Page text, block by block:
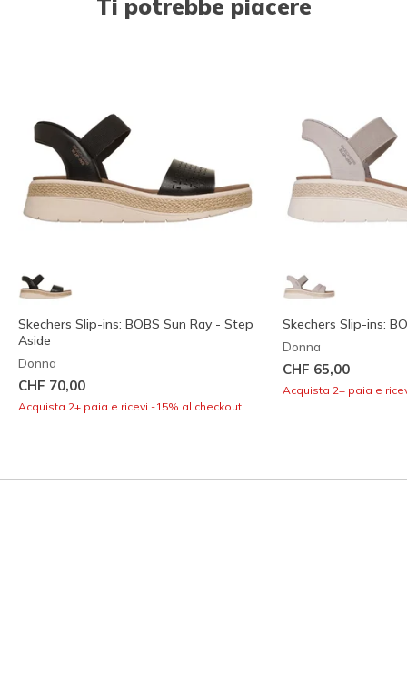
Ti potrebbe piacere
Skechers Slip-ins: BOBS Sun Ray - Step
Aside
Donna
CHF 70,00
Acquista 2+ paia e ricevi -15% al checkout
Skechers Slip-ins:
Donna
CHF 65,00
Acquista 2+ paia e